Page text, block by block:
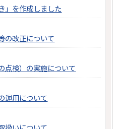
」を作成しました
の改正について
点検）の実施について
運用について